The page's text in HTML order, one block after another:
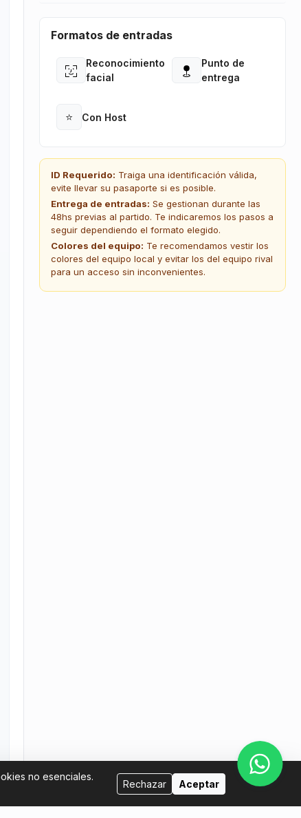
Formatos de entradas
Reconocimiento
facial
Open
Punto de
entrega
Open
⭐ Con Host
Open
ID Requerido: Traiga una identificación válida,
evite llevar su pasaporte si es posible.
Entrega de entradas: Se gestionan durante las
48hs previas al partido. Te indicaremos los pasos a
seguir dependiendo el formato elegido.
Colores del equipo: Te recomendamos vestir los
colores del equipo local y evitar los del equipo rival
para un acceso sin inconvenientes.
no esenciales.
Rechazar Aceptar